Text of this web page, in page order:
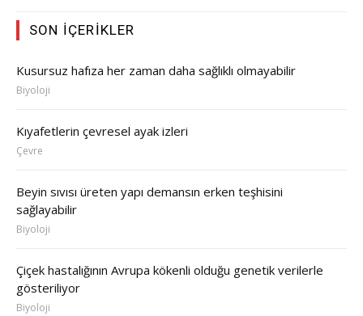
SON İÇERIKLER
Kusursuz hafıza her zaman daha sağlıklı olmayabilir
Biyoloji
Kıyafetlerin çevresel ayak izleri
Çevre
Beyin sıvısı üreten yapı demansın erken teşhisini
sağlayabilir
Biyoloji
Çiçek hastalığının Avrupa kökenli olduğu genetik verilerle
gösteriliyor
Biyoloji